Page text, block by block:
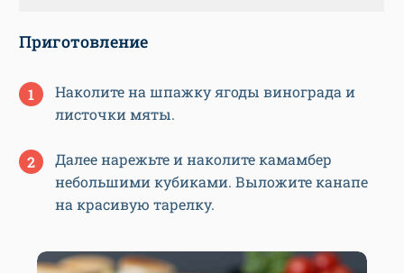
Приготовление
Наколите на шпажку ягоды винограда и
листочки мяты.
Далее нарежьте и наколите камамбер
небольшими кубиками. Выложите канапе
на красивую тарелку.